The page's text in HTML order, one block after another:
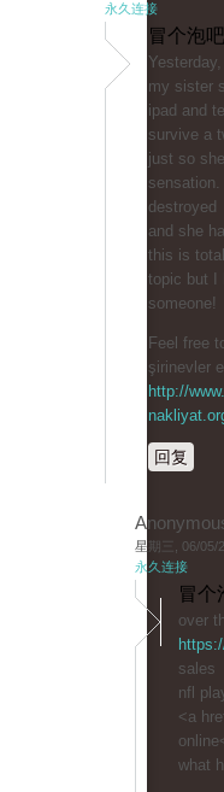
永久连接
冒个泡
my sister
ipad and
survive a
just so
destroyed
and she
this is
topic but I
someone!
Feel free
şirinevler
http://
回复
星期三, 06/05/
永久连接
冒个
over
sales
nfl
<a
what